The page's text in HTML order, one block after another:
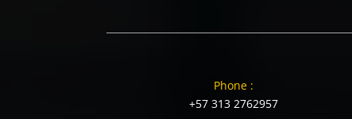
Phone :
+57 313 2762957